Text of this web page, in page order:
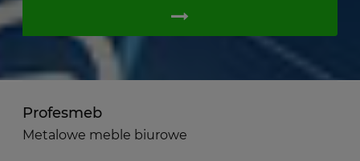
Profesmeb
Metalowe meble biurowe